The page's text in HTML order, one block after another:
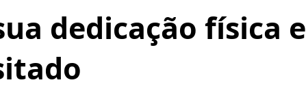
dedicação física e